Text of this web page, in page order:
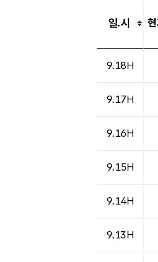
일.시
9.18H
9.17H
9.16H
9.15H
9.14H
9.13H